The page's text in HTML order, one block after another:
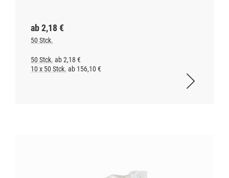
ab 2,18 €
50 Stck.
50 Stck. ab 2,18 €
10 x 50 Stck. ab 156,10 €